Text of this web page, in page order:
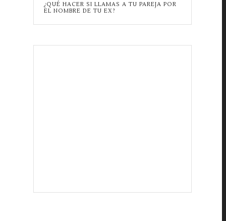
¿QUÉ HACER SI LLAMAS A TU PAREJA POR
EL NOMBRE DE TU EX?